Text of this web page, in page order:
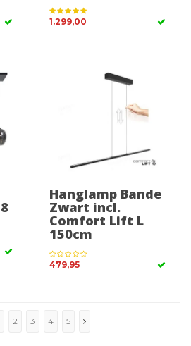
1.299,00
Hanglamp Bande
Zwart incl.
Comfort Lift L
150cm
479,95
2 3 4 5